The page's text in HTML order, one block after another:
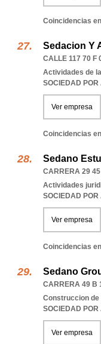
Coincidencias
Sedacion Y
CALLE 117 70 F
Actividades de
SOCIEDAD
Ver empresa
Coincidencias
Sedano
CARRERA 29
Actividades
SOCIEDAD
Ver empresa
Coincidencias
Sedano
CARRERA 49 B
Construccion de
SOCIEDAD
Ver empresa